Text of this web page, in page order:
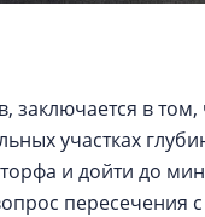
в том,
участках
и дойти до
пересечения